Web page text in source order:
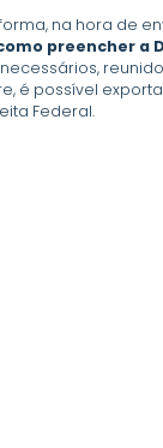
na hora de
preencher a
é possível
Federal.